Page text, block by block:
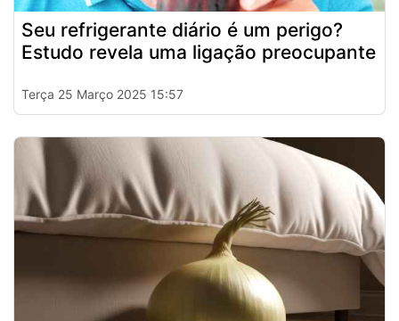
Seu refrigerante diário é um perigo?
Estudo revela uma ligação preocupante
Terça 25 Março 2025 15:57